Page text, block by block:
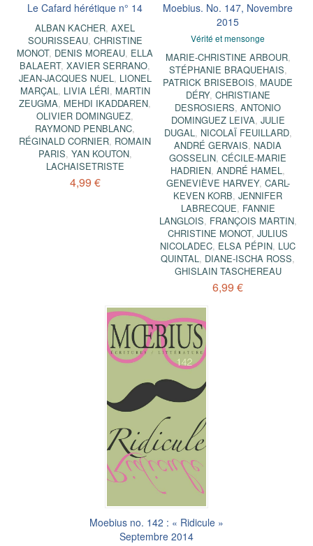
Le Cafard hérétique n° 14
ALBAN KACHER,AXEL
SOURISSEAU, CHRISTINE
MONOT, DENIS MOREAU, ELLA
BALAERT,XAVIER SERRANO,
JEAN-JACQUES NUEL, LIONEL
MARÇAL, LIVIA LÉRI, MARTIN
ZEUGMA, MEHDI IKADDAREN,
OLIVIER DOMINGUEZ,
RAYMOND PENBLANC,
RÉGINALD CORNIER, ROMAIN
PARIS, YAN KOUTON,
LACHAISETRISTE
4,99 €
Moebius. No. 147, Novembre
2015
Vérité et mensonge
MARIE-CHRISTINE ARBOUR,
STÉPHANIE BRAQUEHAIS,
PATRICK BRISEBOIS, MAUDE
DÉRY, CHRISTIANE
DESROSIERS,ANTONIO
DOMINGUEZ LEIVA, JULIE
DUGAL, NICOLAÏ FEUILLARD,
ANDRÉ GERVAIS, NADIA
GOSSELIN,CÉCILE-MARIE
HADRIEN,ANDRÉ HAMEL,
GENEVIÈVE HARVEY, CARL-
KEVEN KORB,JENNIFER
LABRECQUE, FANNIE
LANGLOIS, FRANÇOIS MARTIN,
CHRISTINE MONOT,JULIUS
NICOLADEC, ELSA PÉPIN, LUC
QUINTAL, DIANE-ISCHA ROSS,
GHISLAIN TASCHEREAU
6,99 €
Moebius no. 142 : « Ridicule »
Septembre 2014